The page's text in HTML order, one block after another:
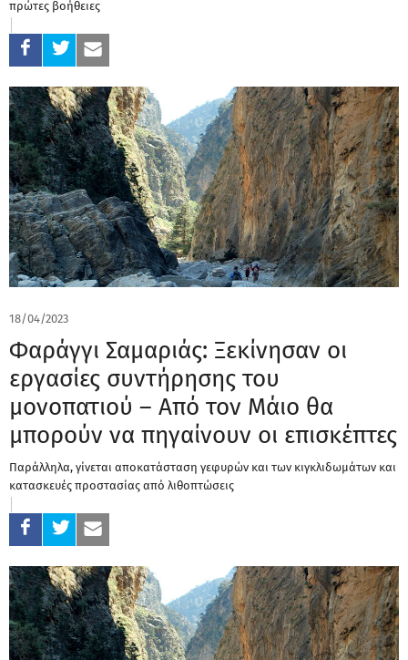
πρώτες βοήθειες
18/04/2023
Φαράγγι Σαμαριάς: Ξεκίνησαν οι
εργασίες συντήρησης του
μονοπατιού – Από τον Μάιο θα
μπορούν να πηγαίνουν οι επισκέπτες
Παράλληλα, γίνεται αποκατάσταση γεφυρών και των κιγκλιδωμάτων και
κατασκευές προστασίας από λιθοπτώσεις